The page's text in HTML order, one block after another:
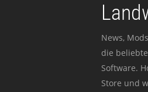
News,
die
Software.
Store und